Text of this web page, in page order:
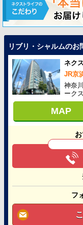
リブリ・シャルムのお
ネク
JR京
神奈
ーク
MAP
フ